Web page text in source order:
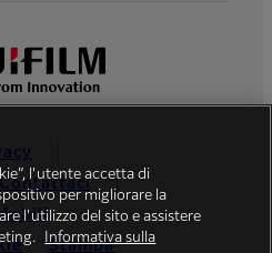
Contattaci
Stampa
l'utente accetta di
per migliorare la
l'utilizzo del sito e assistere
Informativa sulla